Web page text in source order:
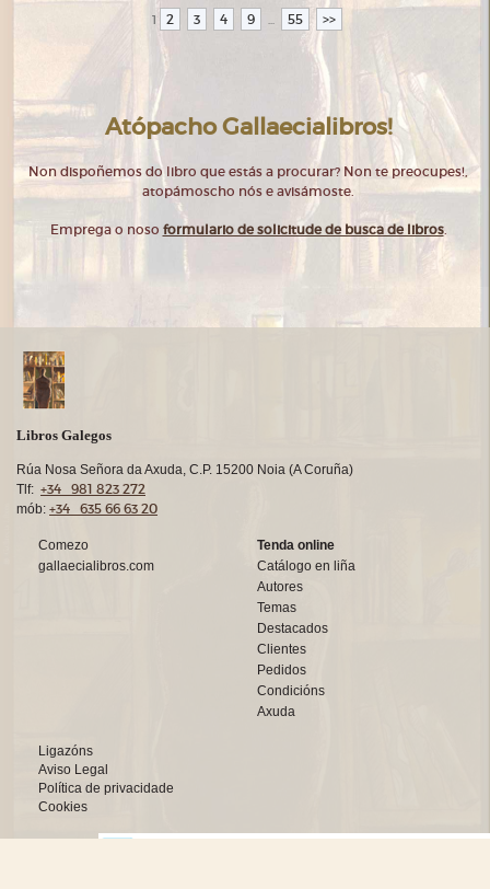
1 2 3 4 9 ... 55 >>
Atópacho Gallaecialibros!
Non dispoñemos do libro que estás a procurar? Non te preocupes!,
atopámoscho nós e avisámoste.
Emprega o noso formulario de solicitude de busca de libros.
Libros Galegos
Rúa Nosa Señora da Axuda, C.P. 15200 Noia (A Coruña)
Tlf: +34 981 823 272
mób: +34 635 66 63 20
Comezo
gallaecialibros.com
Tenda online
Catálogo en liña
Autores
Temas
Destacados
Clientes
Pedidos
Condicións
Axuda
Ligazóns
Aviso Legal
Política de privacidade
Cookies